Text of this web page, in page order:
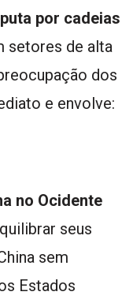
por cadeias
setores de alta
dos
e envolve:
no Ocidente
seus
sem
Estados